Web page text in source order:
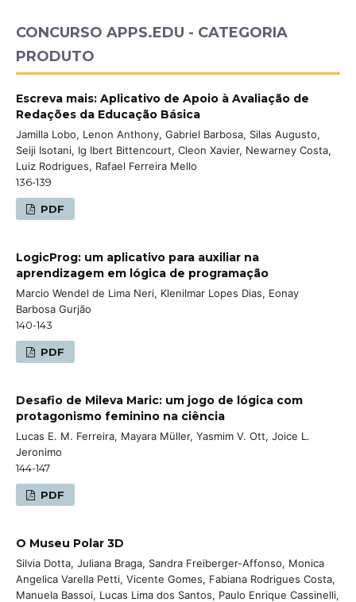
CONCURSO APPS.EDU - CATEGORIA
PRODUTO
Escreva mais: Aplicativo de Apoio à Avaliação de
Redações da Educação Básica
Jamilla Lobo, Lenon Anthony, Gabriel Barbosa, Silas Augusto,
Seiji Isotani, Ig Ibert Bittencourt, Cleon Xavier, Newarney Costa,
Luiz Rodrigues, Rafael Ferreira Mello
136-139
PDF
LogicProg: um aplicativo para auxiliar na
aprendizagem em lógica de programação
Marcio Wendel de Lima Neri, Klenilmar Lopes Dias, Eonay
Barbosa Gurjão
140-143
PDF
Desafio de Mileva Maric: um jogo de lógica com
protagonismo feminino na ciência
Lucas E. M. Ferreira, Mayara Müller, Yasmim V. Ott, Joice L.
Jeronimo
144-147
PDF
O Museu Polar 3D
Silvia Dotta, Juliana Braga, Sandra Freiberger-Affonso, Monica
Angelica Varella Petti, Vicente Gomes, Fabiana Rodrigues Costa,
Manuela Bassoi, Lucas Lima dos Santos, Paulo Enrique Cassinelli,